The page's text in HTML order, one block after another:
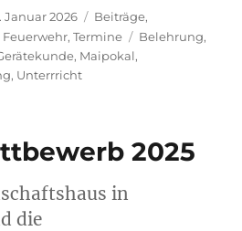
Januar 2026 Kategorien
Beiträge,
Feuerwehr,Termine Schlagwörter
Belehrung,
, Maipokal,
, Unterrricht
2025
in
die